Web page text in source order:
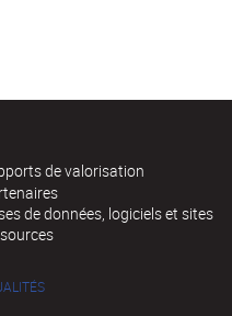
de valorisation
de données, logiciels et sites